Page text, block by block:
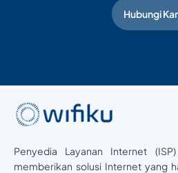
Hubungi
Penyedia Layanan Internet
memberikan solusi Internet yang